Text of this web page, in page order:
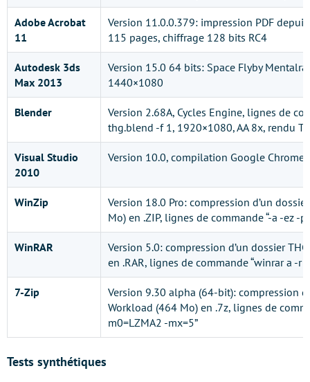
Adobe Acrobat
11
Version 11.0.0.379: impression PDF
115 pages, chiffrage 128 bits RC4
Autodesk 3ds
Max 2013
Version 15.0 64 bits: Space Flyby
1440×1080
Blender
Version 2.68A, Cycles Engine, lignes de
thg.blend -f 1, 1920×1080, AA 8x, rendu
Visual Studio
2010
Version 10.0, compilation Google Chrome,
WinZip
Version 18.0 Pro: compression d’un
Mo) en .ZIP, lignes de commande “-a -ez -p
WinRAR
Version 5.0: compression d’un dossier
en .RAR, lignes de commande “winrar a -r -
7-Zip
Version 9.30 alpha (64-bit): compression
Workload (464 Mo) en .7z, lignes de
m0=LZMA2 -mx=5”
Tests synthétiques